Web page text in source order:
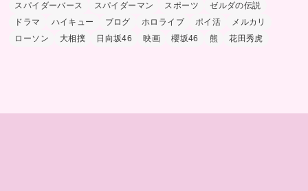
スパイダーバース
スパイダーマン スポーツ
ゼルダの伝説
ドラマ
ハイキュー ブログ ホロライブ ポイ活
メルカリ
ローソン
大相撲 日向坂46 映画 櫻坂46 熊 花田秀虎